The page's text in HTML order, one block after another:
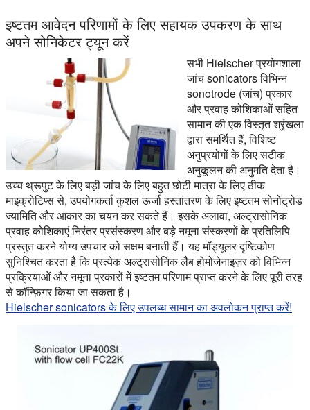
इष्टतम आवेदन परिणामों के लिए सहायक उपकरण के साथ
अपने सोनिकेटर ट्यून करें
सभी Hielscher प्रयोगशाला
जांच sonicators विभिन्न
sonotrode (जांच) प्रकार
और प्रवाह कोशिकाओं सहित
सामान की एक विस्तृत श्रृंखला
द्वारा समर्थित हैं, विशिष्ट
अनुप्रयोगों के लिए सटीक
अनुकूलन की अनुमति देता है।
उच्च थ्रूपुट के लिए बड़ी जांच के लिए बहुत छोटी मात्रा के लिए ठीक
माइक्रोटिप्स से, उपयोगकर्ता कुशल ऊर्जा हस्तांतरण के लिए इष्टतम सोनोट्रोड
ज्यामिति और आकार का चयन कर सकते हैं। इसके अलावा, अल्ट्रासोनिक
प्रवाह कोशिकाएं निरंतर प्रसंस्करण और बड़े नमूना संस्करणों के प्रतिलिपि
प्रस्तुत करने योग्य उपचार को सक्षम बनाती हैं। यह मॉड्यूलर दृष्टिकोण
सुनिश्चित करता है कि प्रत्येक अल्ट्रासोनिक लैब होमोजेनाइज़र को विभिन्न
प्रक्रियाओं और नमूना प्रकारों में इष्टतम परिणाम प्राप्त करने के लिए पूरी तरह
से कॉन्फ़िगर किया जा सकता है।
Hielscher sonicators के लिए उपलब्ध सामान का अवलोकन प्राप्त करें!